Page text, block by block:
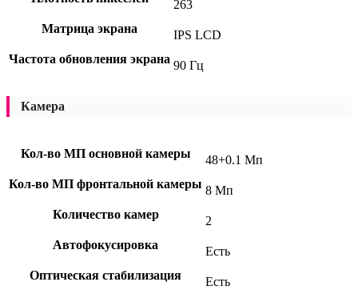
263
Матрица экрана
IPS LCD
Частота обновления экрана 90 Гц
Камера
Кол-во МП основной камеры
48+0.1 Мп
Кол-во МП фронтальной камеры 8 Мп
Количество камер
2
Автофокусировка
Есть
Оптическая стабилизация
Есть